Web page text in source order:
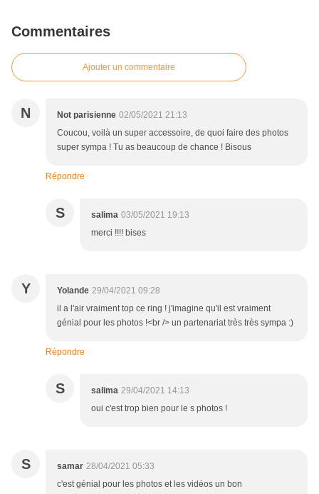
Commentaires
Ajouter un commentaire
N Not parisienne 02/05/2021 21:13
Coucou, voilà un super accessoire, de quoi faire des photos
super sympa ! Tu as beaucoup de chance ! Bisous
Répondre
S salima 03/05/2021 19:13
merci !!!! bises
Y Yolande 29/04/2021 09:28
il a l'air vraiment top ce ring ! j'imagine qu'il est vraiment
génial pour les photos !<br /> un partenariat très très sympa :)
Répondre
S salima 29/04/2021 14:13
oui c'est trop bien pour le s photos !
S samar 28/04/2021 05:33
c'est génial pour les photos et les vidéos un bon